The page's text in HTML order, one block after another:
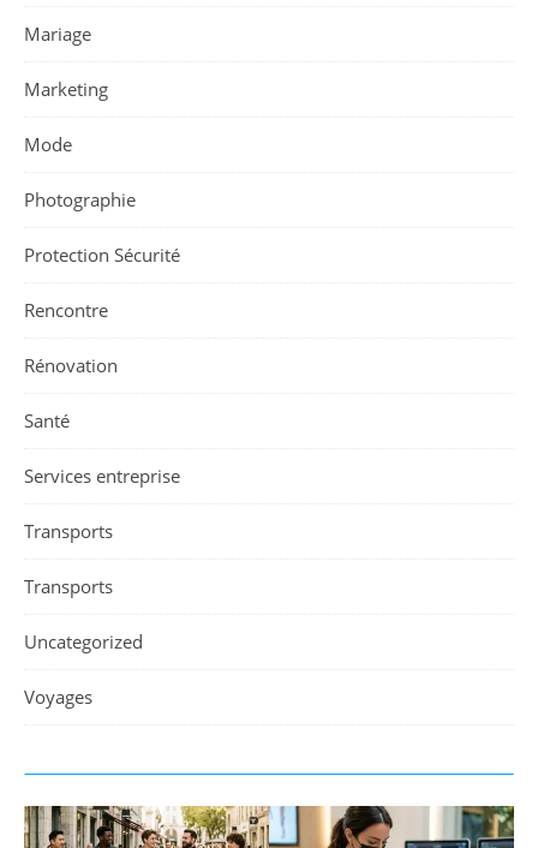
Mariage
Marketing
Mode
Photographie
Protection Sécurité
Rencontre
Rénovation
Santé
Services entreprise
Transports
Transports
Uncategorized
Voyages